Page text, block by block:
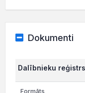
Dokumenti
Dalībnieku reģistrs